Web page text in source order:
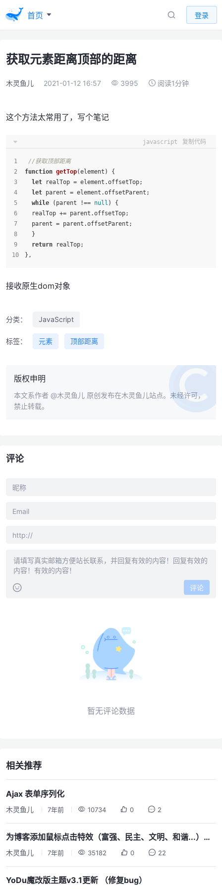
首页 登录
获取元素距离顶部的距离
木灵鱼儿 2021-01-12 16:57 3995 阅读1分钟
这个方法太常用了，写个笔记
javascript 复制代码
//获取顶部距离
function getTop(element ) {
let realTop = element.offsetTop;
let parent = element.offsetParent ;
while (parent !== null ) {
  realTop += parent.
offsetTop;
  parent = parent.
offsetParent ;
  }
return realTop;
},
接收原生dom对象
分类： JavaScript
标签： 元素 顶部距离
版权申明
本文系作者 @木灵鱼儿 原创发布在木灵鱼儿站点。未经许可，
禁止转载。
评论
评论
暂无评论数据
相关推荐
Ajax 表单序列化
木灵鱼儿 7年前 10734 0 2
为博客添加鼠标点击特效（富强、民主、文明、和谐...）全平台通用 V2.0
木灵鱼儿 7年前 35182 0 22
YoDu魔改版主题v3.1更新 （修复bug）